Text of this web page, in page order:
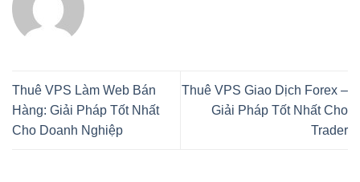
Thuê VPS Làm Web Bán
Hàng: Giải Pháp Tốt Nhất
Cho Doanh Nghiệp
Thuê VPS Giao Dịch Forex –
Giải Pháp Tốt Nhất Cho
Trader